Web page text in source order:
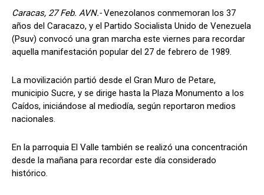
Caracas, 27 Feb. AVN.-Venezolanos conmemoran los 37
años del Caracazo, y el Partido Socialista Unido de Venezuela
(Psuv) convocó una gran marcha este viernes para recordar
aquella manifestación popular del 27 de febrero de 1989.
La movilización partió desde el Gran Muro de Petare,
municipio Sucre, y se dirige hasta la Plaza Monumento a los
Caídos, iniciándose al mediodía, según reportaron medios
nacionales.
En la parroquia El Valle también se realizó una concentración
desde la mañana para recordar este día considerado
histórico.